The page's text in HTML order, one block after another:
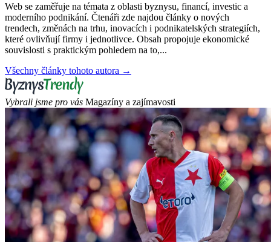
Web se zaměřuje na témata z oblasti byznysu, financí, investic a
moderního podnikání. Čtenáři zde najdou články o nových
trendech, změnách na trhu, inovacích i podnikatelských strategiích,
které ovlivňují firmy i jednotlivce. Obsah propojuje ekonomické
souvislosti s praktickým pohledem na to,...
Všechny články tohoto autora →
Vybrali jsme pro vás Magazíny a zajímavosti